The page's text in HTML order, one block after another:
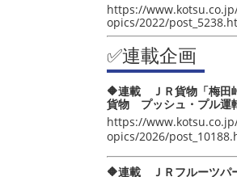
https://
opics/2022/
✅連載企画
🔶連載 ＪＲ貨物「梅田
貨物 プッシュ・プル運
https://
opics/2026/
🔶連載 ＪＲフルーツパ